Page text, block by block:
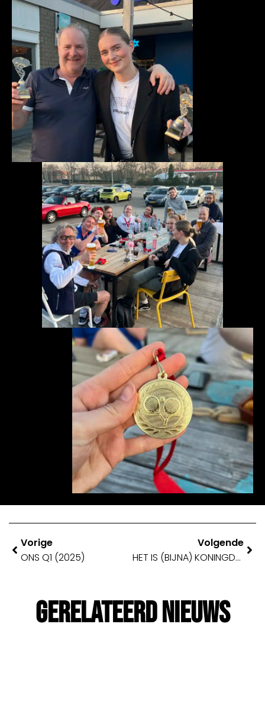
Vorige
ONS Q1 (2025)
Volgende
HET IS (BIJNA) KONINGDAG! 🧡
Gerelateerd Nieuws